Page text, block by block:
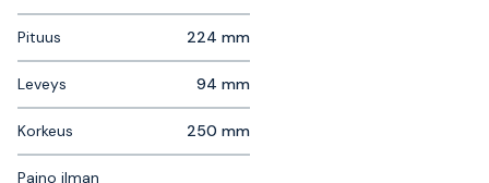
Pituus 224 mm
Leveys 94 mm
Korkeus 250 mm
Paino ilman